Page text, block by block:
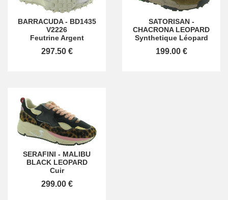
BARRACUDA- BD1435
V2226
Feutrine Argent
297.50 €
SATORISAN-
CHACRONA LEOPARD
Synthetique Léopard
199.00 €
SERAFINI - MALIBU
BLACK LEOPARD
Cuir
299.00 €